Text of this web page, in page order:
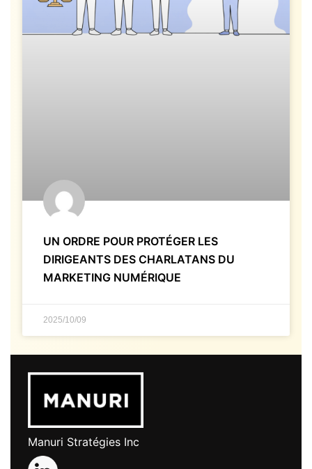
UN ORDRE POUR PROTÉGER LES
DIRIGEANTS DES CHARLATANS DU
MARKETING NUMÉRIQUE
2025/10/09
Manuri Stratégies Inc